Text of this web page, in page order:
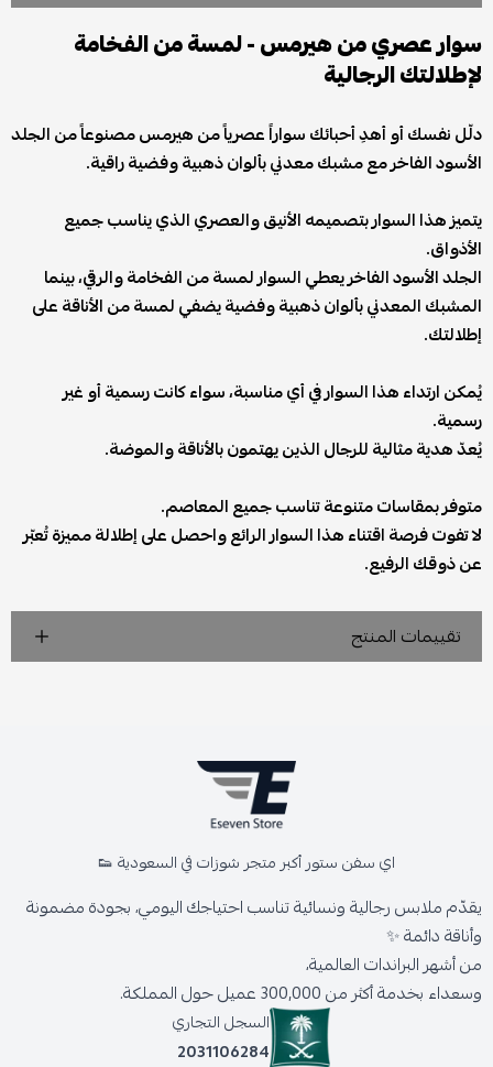
سوار عصري من هيرمس - لمسة من الفخامة
لإطلالتك الرجالية
دلّل نفسك أو أهدِ أحبائك سواراً عصرياً من هيرمس مصنوعاً من الجلد
الأسود الفاخر مع مشبك معدني بألوان ذهبية وفضية راقية.
يتميز هذا السوار بتصميمه الأنيق والعصري الذي يناسب جميع
الأذواق.
الجلد الأسود الفاخر يعطي السوار لمسة من الفخامة والرقي، بينما
المشبك المعدني بألوان ذهبية وفضية يضفي لمسة من الأناقة على
إطلالتك.
يُمكن ارتداء هذا السوار في أي مناسبة، سواء كانت رسمية أو غير
رسمية.
يُعدّ هدية مثالية للرجال الذين يهتمون بالأناقة والموضة.
متوفر بمقاسات متنوعة تناسب جميع المعاصم.
لا تفوت فرصة اقتناء هذا السوار الرائع واحصل على إطلالة مميزة تُعبّر
عن ذوقك الرفيع.
تقييمات المنتج
اي سفن ستور أكبر متجر شوزات في السعودية 👟
يقدّم ملابس رجالية ونسائية تناسب احتياجك اليومي، بجودة مضمونة
وأناقة دائمة ✨
من أشهر البراندات العالمية،
وسعداء بخدمة أكثر من 300,000 عميل حول المملكة.
السجل التجاري
2031106284